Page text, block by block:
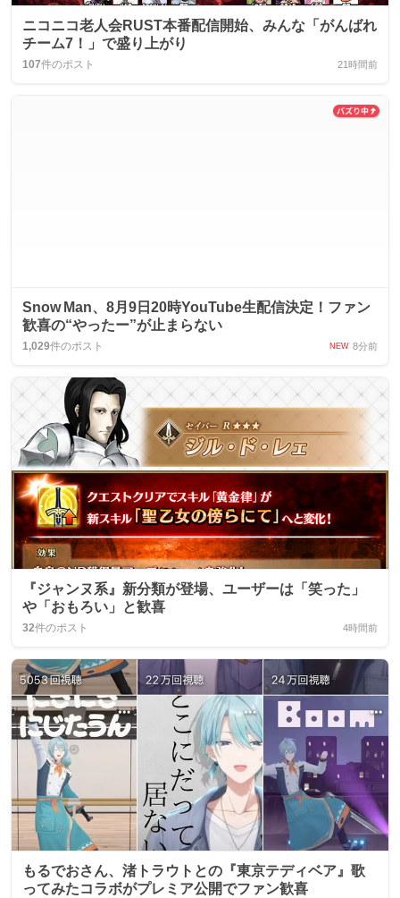
ニコニコ老人会RUST本番配信開始、みんな「がんばれ
チーム7！」で盛り上がり
107件のポスト 21時間前
Snow Man、8月9日20時YouTube生配信決定！ファン
歓喜の“やったー”が止まらない
1,029件のポスト NEW 8分前
『ジャンヌ系』新分類が登場、ユーザーは「笑った」
や「おもろい」と歓喜
32件のポスト 4時間前
もるでおさん、渚トラウトとの『東京テディベア』歌
ってみたコラボがプレミア公開でファン歓喜